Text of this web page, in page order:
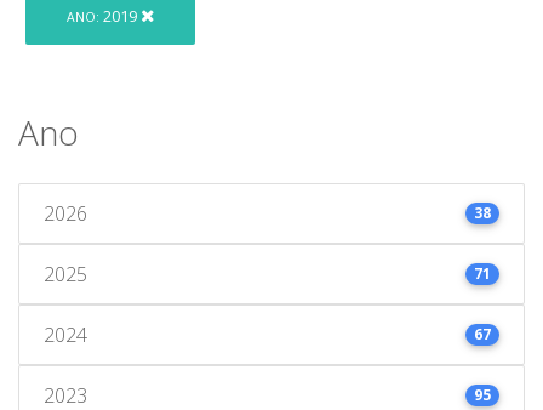
ANO: 2019
Ano
2026 38
2025 71
2024 67
2023 95